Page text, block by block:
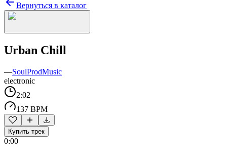
Вернуться в каталог
Urban Chill
—SoulProdMusic
electronic
2:02
137 BPM
Купить трек
0:00